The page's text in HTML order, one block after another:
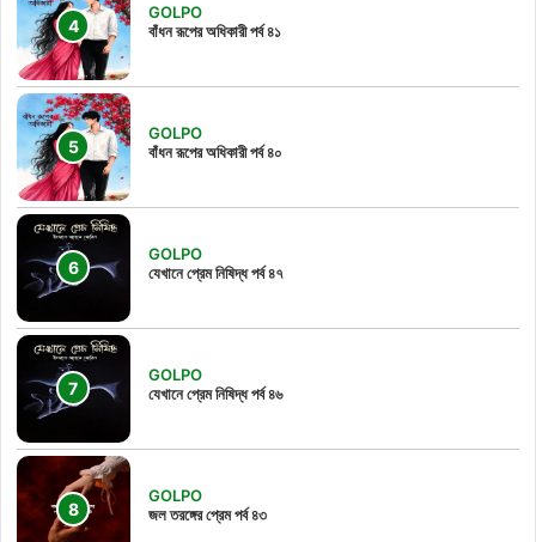
GOLPO
বাঁধন রূপের অধিকারী পর্ব ৪১
GOLPO
বাঁধন রূপের অধিকারী পর্ব ৪০
GOLPO
যেখানে প্রেম নিষিদ্ধ পর্ব ৪৭
GOLPO
যেখানে প্রেম নিষিদ্ধ পর্ব ৪৬
GOLPO
জল তরঙ্গের প্রেম পর্ব ৪৩